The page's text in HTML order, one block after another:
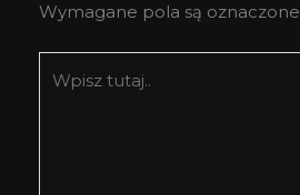
Wymagane pola są oznaczone
tutaj..